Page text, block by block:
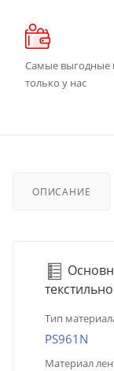
Самые выгодные
только у нас
ОПИСАНИЕ
Тип
PS961N
Материал